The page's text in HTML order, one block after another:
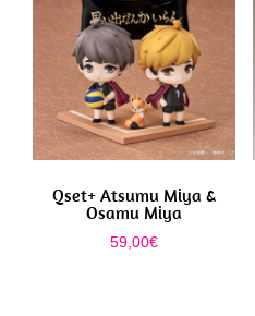
Qset+ Atsumu Miya &
Osamu Miya
59,00€